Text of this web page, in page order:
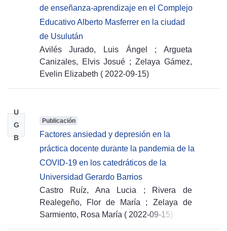
de enseñanza-aprendizaje en el Complejo
Educativo Alberto Masferrer en la ciudad
de Usulután
Avilés Jurado, Luis Ángel
; Argueta
Canizales, Elvis Josué ; Zelaya Gámez,
Evelin Elizabeth ( 2022-09-15)
U
G
B
Publicación
Factores ansiedad y depresión en la
práctica docente durante la pandemia de la
COVID-19 en los catedráticos de la
Universidad Gerardo Barrios
Castro Ruíz, Ana Lucia
;
Rivera de
Realegeño, Flor de María
; Zelaya de
Sarmiento, Rosa María ( 2022-09-15)